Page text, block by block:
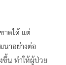
าดได้ แต่
นาอย่างต่อ
ขึ้น ทำให้ผู้ป่วย